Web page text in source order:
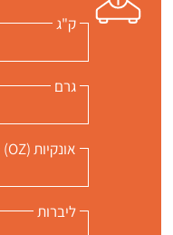
ק"ג
גרם
אונקיות (OZ)
ליברות